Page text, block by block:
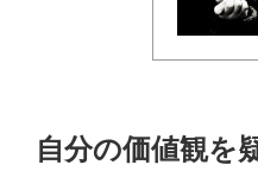
自分の価値観を